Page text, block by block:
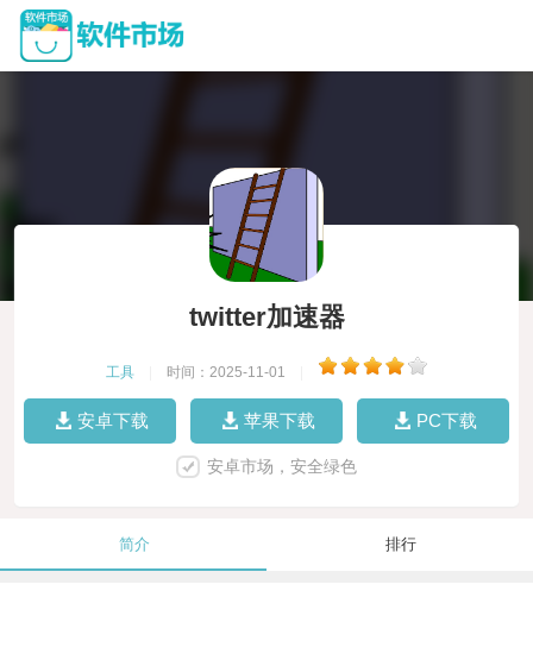
twitter加速器
工具 时间：2025-11-01
安卓下载 苹果下载 PC下载
安卓市场，安全绿色
简介 排行